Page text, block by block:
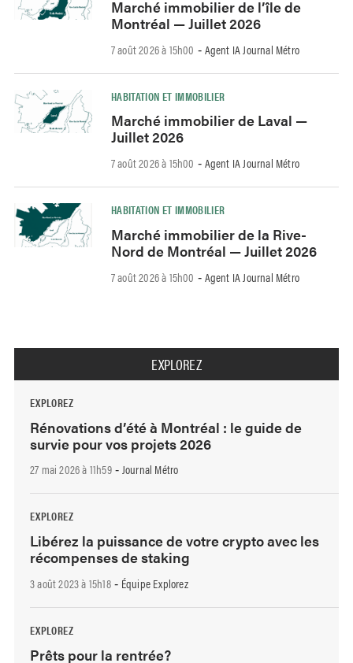
Marché immobilier de l’île de
Montréal — Juillet 2026
7 août 2026 à 15h00 - Agent IA Journal Métro
HABITATION ET IMMOBILIER
Marché immobilier de Laval —
Juillet 2026
7 août 2026 à 15h00 - Agent IA Journal Métro
HABITATION ET IMMOBILIER
Marché immobilier de la Rive-
Nord de Montréal — Juillet 2026
7 août 2026 à 15h00 - Agent IA Journal Métro
EXPLOREZ
EXPLOREZ
Rénovations d’été à Montréal : le guide de
survie pour vos projets 2026
27 mai 2026 à 11h59- Journal Métro
EXPLOREZ
Libérez la puissance de votre crypto avec les
récompenses de staking
3 août 2023 à 15h18- Équipe Explorez
EXPLOREZ
Prêts pour la rentrée?